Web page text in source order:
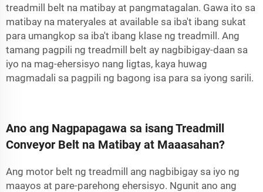
treadmill belt na matibay at pangmatagalan. Gawa ito sa
matibay na materyales at available sa iba't ibang sukat
para umangkop sa iba't ibang klase ng treadmill. Ang
tamang pagpili ng treadmill belt ay nagbibigay-daan sa
iyo na mag-ehersisyo nang ligtas, kaya huwag
magmadali sa pagpili ng bagong isa para sa iyong sarili.
Ano ang Nagpapagawa sa isang Treadmill
Conveyor Belt na Matibay at Maaasahan?
Ang motor belt ng treadmill ang nagbibigay sa iyo ng
maayos at pare-parehong ehersisyo. Ngunit ano ang